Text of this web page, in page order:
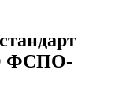
ФСПО-